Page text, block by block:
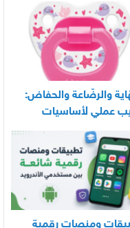
والرضّاعة والحفاض:
عملي لأساسيات
اليومية بالرضيع
ومنصات رقمية